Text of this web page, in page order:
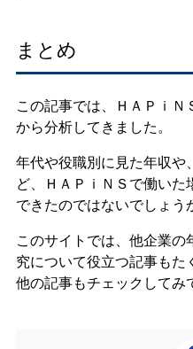
まとめ
この記事では、ＨＡＰｉ
から分析してきました。
年代や役職別に見た年収や
ど、ＨＡＰｉＮＳで働い
できたのではないでしょう
このサイトでは、他企業
究について役立つ記事もた
他の記事もチェックしてみ